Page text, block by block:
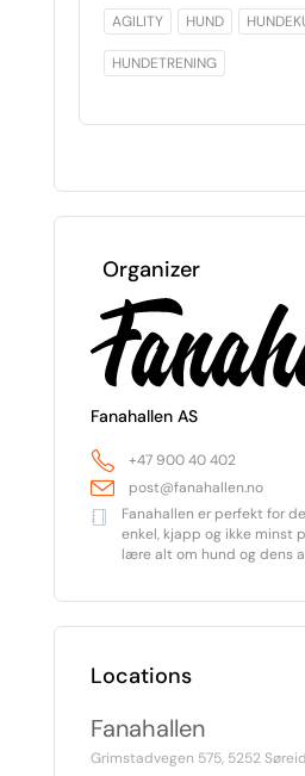
AGILITY HUND
HUNDETRENING
Organizer
Fanahallen AS
+47 900 40 402
post@fanahallen.no
Fanahallen er perfekt for
enkel, kjapp og ikke minst
lære alt om hund og dens
Locations
Fanahallen
Grimstadvegen 575, 5252